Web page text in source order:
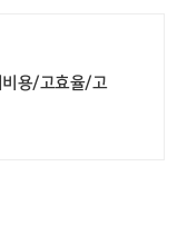
용/고효율/고